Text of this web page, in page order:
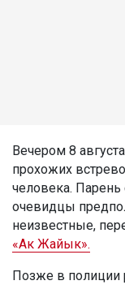
Вечером 8
прохожих
человека. Парень
очевидцы
неизвестные,
«Ак Жайык».
Позже в полиции